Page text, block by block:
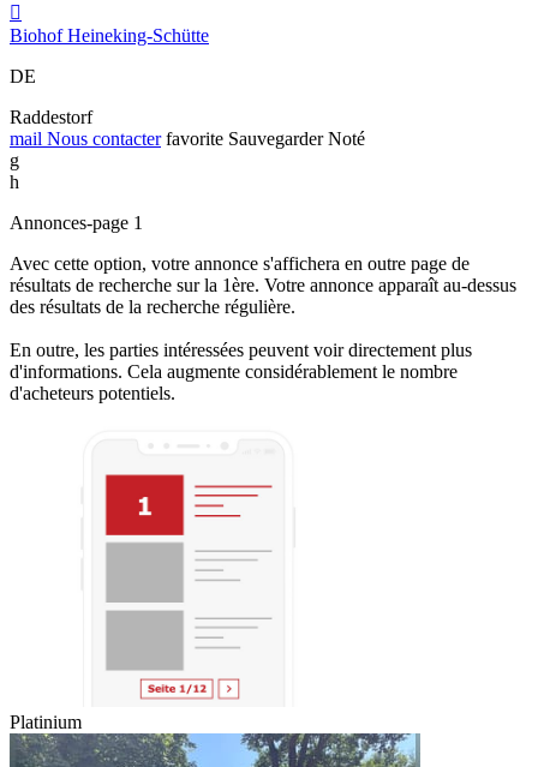

Biohof Heineking-Schütte
DE
Raddestorf
mail Nous contacter favorite Sauvegarder Noté
g
h
Annonces-page 1
Avec cette option, votre annonce s'affichera en outre page de
résultats de recherche sur la 1ère. Votre annonce apparaît au-dessus
des résultats de la recherche régulière.
En outre, les parties intéressées peuvent voir directement plus
d'informations. Cela augmente considérablement le nombre
d'acheteurs potentiels.
Platinium